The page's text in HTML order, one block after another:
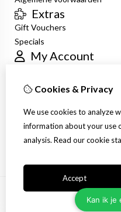
Extras
Gift Vouchers
Specials
My Account
Order History
Customer
Contact Us
Site Map
Cookies & Privacy
We use cookies to analyze
information about your use
analysis. Read our cookie
Accept